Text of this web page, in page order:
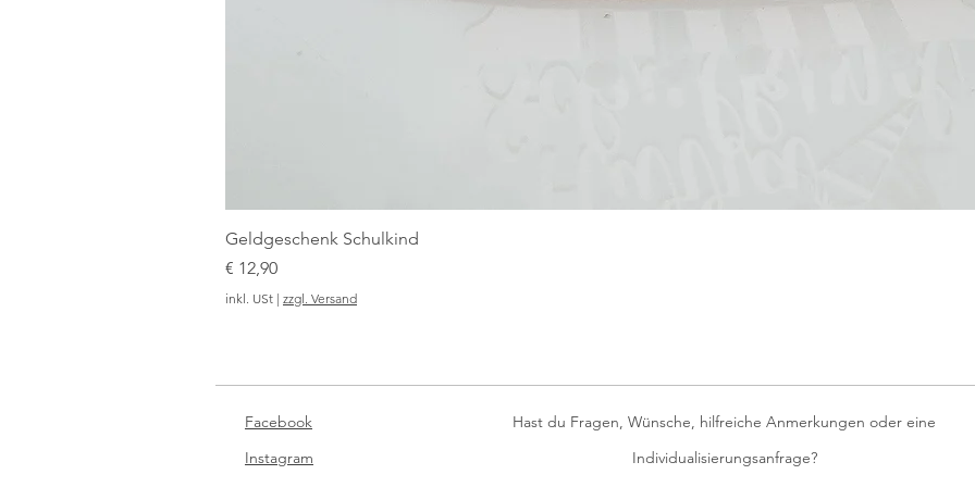
Geldgeschenk Schulkind
Preis
€ 12,90
inkl. USt | zzgl. Versand
Facebook
Instagram
Hast du Fragen, Wünsche, hilfreiche Anmerkungen oder eine
Individualisierungsanfrage?